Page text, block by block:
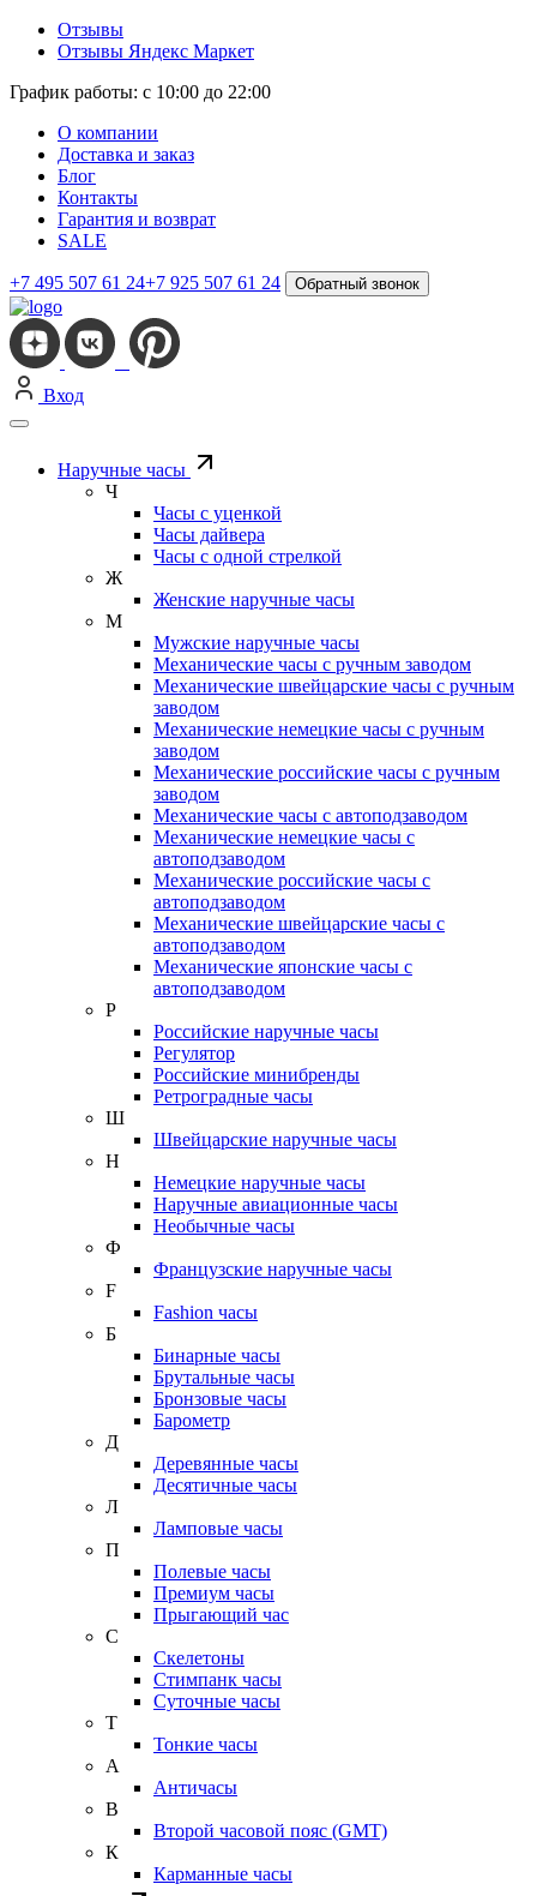
Отзывы
Отзывы Яндекс Маркет
График работы: с 10:00 до 22:00
О компании
Доставка и заказ
Блог
Контакты
Гарантия и возврат
SALE
+7 495 507 61 24+7 925 507 61 24 Обратный звонок
Вход
Наручные часы
Ч
Часы с уценкой
Часы дайвера
Часы с одной стрелкой
Ж
Женские наручные часы
М
Мужские наручные часы
Механические часы с ручным заводом
Механические швейцарские часы с ручным
заводом
Механические немецкие часы с ручным
заводом
Механические российские часы с ручным
заводом
Механические часы с автоподзаводом
Механические немецкие часы с
автоподзаводом
Механические российские часы с
автоподзаводом
Механические швейцарские часы с
автоподзаводом
Механические японские часы с
автоподзаводом
Р
Российские наручные часы
Регулятор
Российские минибренды
Ретроградные часы
Ш
Швейцарские наручные часы
Н
Немецкие наручные часы
Наручные авиационные часы
Необычные часы
Ф
Французские наручные часы
F
Fashion часы
Б
Бинарные часы
Брутальные часы
Бронзовые часы
Барометр
Д
Деревянные часы
Десятичные часы
Л
Ламповые часы
П
Полевые часы
Премиум часы
Прыгающий час
С
Скелетоны
Стимпанк часы
Суточные часы
Т
Тонкие часы
А
Античасы
В
Второй часовой пояс (GMT)
К
Карманные часы